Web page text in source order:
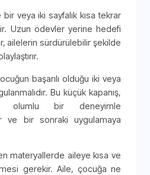
veya iki sayfalık kısa tekrar
Uzun ödevler yerine hedefi
ailelerin sürdürülebilir şekilde
başarılı olduğu iki veya
Bu küçük kapanış,
olumlu bir deneyimle
ve bir sonraki uygulamaya
materyallerde aileye kısa ve
gerekir. Aile, çocuğa ne